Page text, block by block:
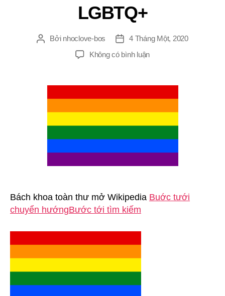
LGBTQ+
TácBởi nhoclove-bos
Ngày
đăng
4 Tháng Một, 2020
Không có bình luậnở
Bách khoa toàn thư mở Wikipedia Buớc tưới
chuyển hướngBước tới tìm kiếm